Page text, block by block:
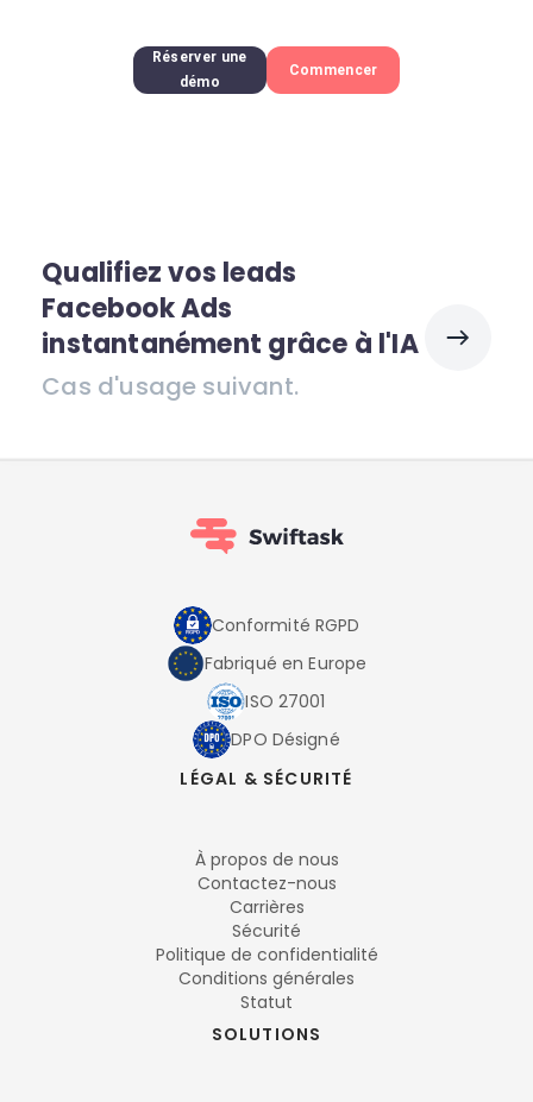
Réserver une
démo
Commencer
Qualifiez vos leads
Facebook Ads
instantanément grâce à l'IA
Cas d'usage suivant.
Conformité RGPD
Fabriqué en Europe
ISO 27001
DPO Désigné
LÉGAL & SÉCURITÉ
À propos de nous
Contactez-nous
Carrières
Sécurité
Politique de confidentialité
Conditions générales
Statut
SOLUTIONS